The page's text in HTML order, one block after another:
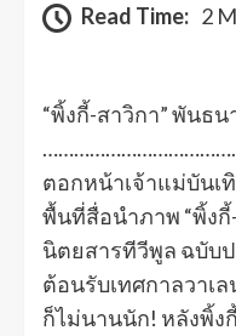
Read Time: 2
“พิ้งกี้-สาวิกา” พันธ
ตอกหน้าเจ้าแม่บันเ
พื้นที่สื่อนำภาพ “พิ้งกี้
นิตยสารทีวีพูล ฉบับ
ต้อนรับเทศกาลวาเ
ก็ไม่นานนัก! หลังพิ้ง